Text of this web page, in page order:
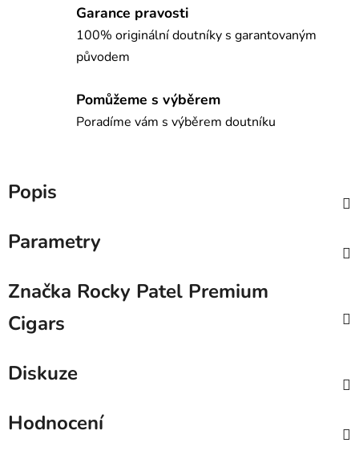
Garance pravosti
100% originální doutníky s garantovaným
původem
Pomůžeme s výběrem
Poradíme vám s výběrem doutníku
Popis
Parametry
Značka Rocky Patel Premium
Cigars
Diskuze
Hodnocení